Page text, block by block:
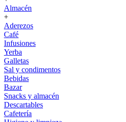
Almacén
+
Aderezos
Café
Infusiones
Yerba
Galletas
Sal y condimentos
Bebidas
Bazar
Snacks y almacén
Descartables
Cafetería